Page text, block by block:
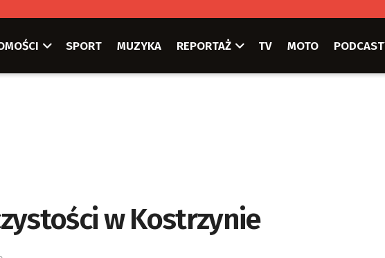
SPORT MUZYKA REPORTAŻ TV MOTO
w Kostrzynie